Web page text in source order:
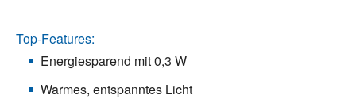
Top-Features:
Energiesparend mit 0,3 W
Warmes, entspanntes Licht